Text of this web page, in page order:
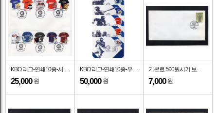
KBO 리그-연쇄10종-서울중앙 기념인 초일봉투(FDC)-2026.7.10일
25,000 원
KBO 리그-연쇄10종-우표박물관 기념인 맥시멈카드(MAXIMUMCARD)-우표박물관 제작-2026.7.10일
50,000 원
기본료 500원시기 보통-2900원-청자상감매죽학문매병-서울중앙 기념인 초일봉투(FDC)-2026.7.1일
7,000 원